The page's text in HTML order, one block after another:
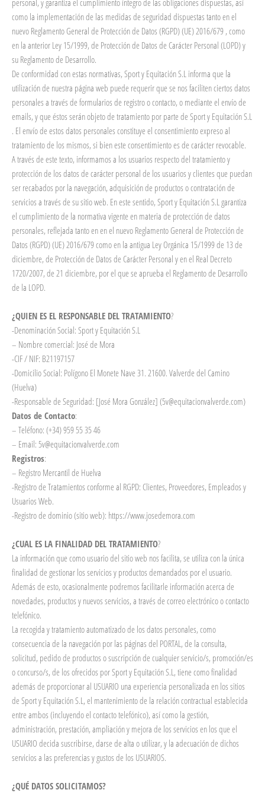
personal, y garantiza el cumplimiento íntegro de las obligaciones dispuestas, así
como la implementación de las medidas de seguridad dispuestas tanto en el
nuevo Reglamento General de Protección de Datos (RGPD) (UE) 2016/679 , como
en la anterior Ley 15/1999, de Protección de Datos de Carácter Personal (LOPD) y
su Reglamento de Desarrollo.
De conformidad con estas normativas, Sport y Equitación S.L informa que la
utilización de nuestra página web puede requerir que se nos faciliten ciertos datos
personales a través de formularios de registro o contacto, o mediante el envío de
emails, y que éstos serán objeto de tratamiento por parte de Sport y Equitación S.L
. El envío de estos datos personales constituye el consentimiento expreso al
tratamiento de los mismos, si bien este consentimiento es de carácter revocable.
A través de este texto, informamos a los usuarios respecto del tratamiento y
protección de los datos de carácter personal de los usuarios y clientes que puedan
ser recabados por la navegación, adquisición de productos o contratación de
servicios a través de su sitio web. En este sentido, Sport y Equitación S.L garantiza
el cumplimiento de la normativa vigente en materia de protección de datos
personales, reflejada tanto en en el nuevo Reglamento General de Protección de
Datos (RGPD) (UE) 2016/679 como en la antigua Ley Orgánica 15/1999 de 13 de
diciembre, de Protección de Datos de Carácter Personal y en el Real Decreto
1720/2007, de 21 diciembre, por el que se aprueba el Reglamento de Desarrollo
de la LOPD.
¿QUIEN ES EL RESPONSABLE DEL TRATAMIENTO?
-Denominación Social: Sport y Equitación S.L
– Nombre comercial: José de Mora
-CIF / NIF: B21197157
-Domicilio Social: Polígono El Monete Nave 31. 21600. Valverde del Camino
(Huelva)
-Responsable de Seguridad: [José Mora González] (5v@equitacionvalverde.com)
Datos de Contacto:
– Teléfono: (+34) 959 55 35 46
– Email: 5v@equitacionvalverde.com
Registros:
– Registro Mercantil de Huelva
-Registro de Tratamientos conforme al RGPD: Clientes, Proveedores, Empleados y
Usuarios Web.
-Registro de dominio (sitio web): https://www.josedemora.com
¿CUAL ES LA FINALIDAD DEL TRATAMIENTO?
La información que como usuario del sitio web nos facilita, se utiliza con la única
finalidad de gestionar los servicios y productos demandados por el usuario.
Además de esto, ocasionalmente podremos facilitarle información acerca de
novedades, productos y nuevos servicios, a través de correo electrónico o contacto
telefónico.
La recogida y tratamiento automatizado de los datos personales, como
consecuencia de la navegación por las páginas del PORTAL, de la consulta,
solicitud, pedido de productos o suscripción de cualquier servicio/s, promoción/es
o concurso/s, de los ofrecidos por Sport y Equitación S.L, tiene como finalidad
además de proporcionar al USUARIO una experiencia personalizada en los sitios
de Sport y Equitación S.L, el mantenimiento de la relación contractual establecida
entre ambos (incluyendo el contacto telefónico), así como la gestión,
administración, prestación, ampliación y mejora de los servicios en los que el
USUARIO decida suscribirse, darse de alta o utilizar, y la adecuación de dichos
servicios a las preferencias y gustos de los USUARIOS.
¿QUÉ DATOS SOLICITAMOS?